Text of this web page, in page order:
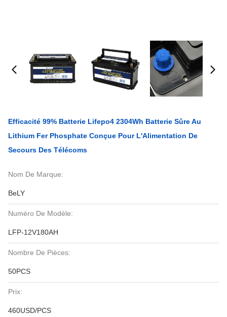
Efficacité 99% Batterie Lifepo4 2304Wh Batterie Sûre Au
Lithium Fer Phosphate Conçue Pour L'Alimentation De
Secours Des Télécoms
Nom De Marque:
BeLY
Numéro De Modèle:
LFP-12V180AH
Nombre De Pièces:
50PCS
Prix:
460USD/PCS